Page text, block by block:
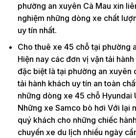
phường an xuyên Cà Mau xin
nghiệm những dòng xe chất
uy tín nhất.
Cho thuê xe 45 chỗ tại phường
Hiện nay các đơn vị vận tải
đặc biệt là tại phường an xuyên
tải hành khách uy tín an toàn
những dòng xe 45 chỗ Hyundai
Những xe Samco bò hơi Với lại
quý khách cho những chiếc
chuyến xe du lịch nhiều ngày